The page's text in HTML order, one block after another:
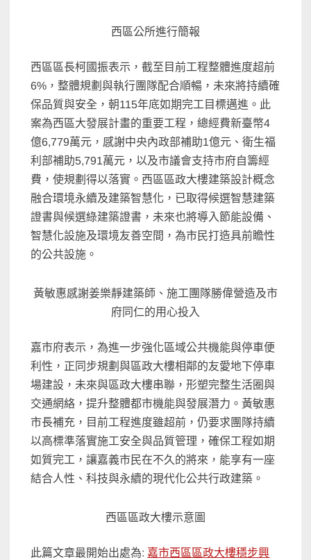
西區公所進行簡報
西區區長柯國振表示，截至目前工程整體進度超前
6%，整體規劃與執行團隊配合順暢，未來將持續確
保品質與安全，朝115年底如期完工目標邁進。此
案為西區大發展計畫的重要工程，總經費新臺幣4
億6,779萬元，感謝中央內政部補助1億元、衛生福
利部補助5,791萬元，以及市議會支持市府自籌經
費，使規劃得以落實。西區區政大樓建築設計概念
融合環境永續及建築智慧化，已取得候選智慧建築
證書與候選綠建築證書，未來也將導入節能設備、
智慧化設施及環境友善空間，為市民打造具前瞻性
的公共設施。
黃敏惠感謝姜樂靜建築師、施工團隊勝偉營造及市
府同仁的用心投入
嘉市府表示，為進一步強化區域公共機能與停車便
利性，正同步規劃與區政大樓相鄰的友愛地下停車
場建設，未來與區政大樓串聯，形塑完整生活圈與
交通網絡，提升整體都市機能與發展潛力。黃敏惠
市長補充，目前工程進度雖超前，仍要求團隊持續
以高標準落實施工安全與品質管理，確保工程如期
如質完工，讓嘉義市民在不久的將來，能享有一座
結合人性、科技與永續的現代化公共行政建築。
西區區政大樓示意圖
此篇文章最開始出處為: 嘉市西區區政大樓穩步興